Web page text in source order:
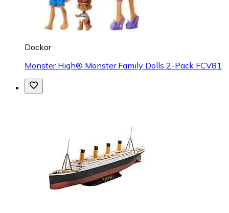
Dockor
Monster High® Monster Family Dolls 2-Pack FCV81